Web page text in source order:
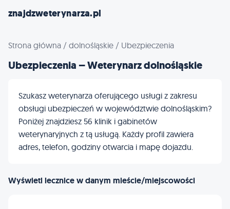
znajdzweterynarza.pl
Strona główna / dolnośląskie / Ubezpieczenia
Ubezpieczenia – Weterynarz dolnośląskie
Szukasz weterynarza oferującego usługi z zakresu
obsługi ubezpieczeń w województwie dolnośląskim?
Poniżej znajdziesz 56 klinik i gabinetów
weterynaryjnych z tą usługą. Każdy profil zawiera
adres, telefon, godziny otwarcia i mapę dojazdu.
Wyświetl lecznice w danym mieście/miejscowości